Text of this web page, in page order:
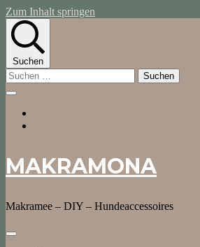
Zum Inhalt springen
Suchen
Suchen
nach:
MAKRAMONA
Makramee – DIY – Hundeaccessoires